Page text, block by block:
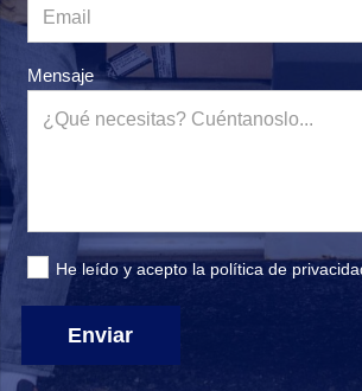
Mensaje
He leído y acepto la política de
Enviar